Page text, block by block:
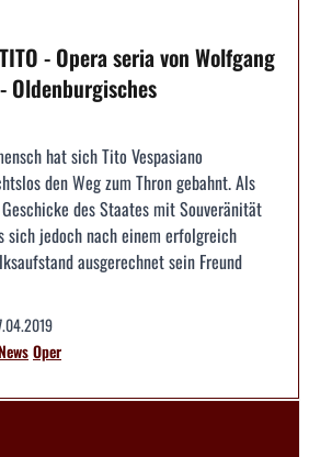
- Opera seria von Wolfgang
Oldenburgisches
hat sich Tito Vespasiano
den Weg zum Thron gebahnt. Als
des Staates mit Souveränität
sich jedoch nach einem erfolgreich
ausgerechnet sein Freund
Oper